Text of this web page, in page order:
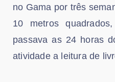
no Gama por três
10 metros
passava as 24 horas
atividade a leitura de